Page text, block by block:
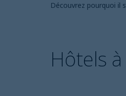
Découvrez pourquoi il
Hôtels